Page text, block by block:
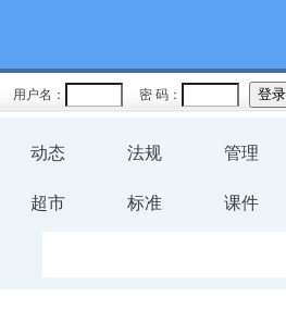
用户名： 密 码：
动态 法规 管理
超市 标准 课件